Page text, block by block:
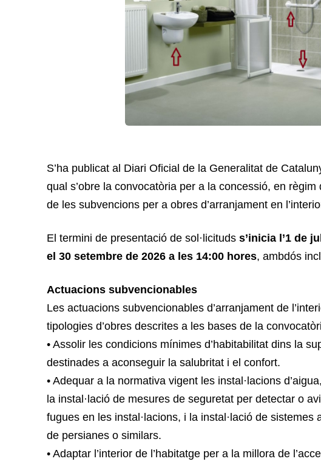
S’ha publicat al Diari Oficial de la Generalitat de
qual s’obre la convocatòria per a la concessió, en
de les subvencions per a obres d’arranjament en
El termini de presentació de sol·licituds s’inicia l’1 de
el 30 setembre de 2026 a les 14:00 hores, ambdós
Actuacions subvencionables
Les actuacions subvencionables d’arranjament de
tipologies d’obres descrites a les bases de la
• Assolir les condicions mínimes d’habitabilitat dins la
destinades a aconseguir la salubritat i el confort.
• Adequar a la normativa vigent les instal·lacions
la instal·lació de mesures de seguretat per detectar o
fugues en les instal·lacions, i la instal·lació de sistemes
de persianes o similars.
• Adaptar l’interior de l’habitatge per a la millora de